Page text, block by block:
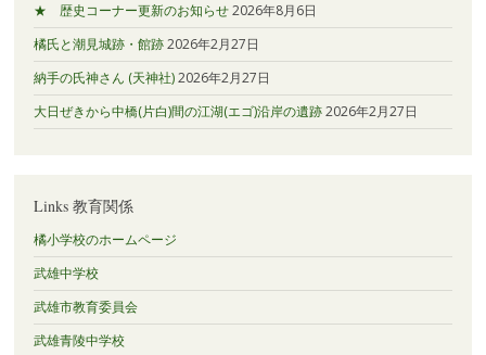
★ 歴史コーナー更新のお知らせ2026年8月6日
橘氏と潮見城跡・館跡2026年2月27日
納手の氏神さん (天神社)2026年2月27日
大日ぜきから中橋(片白)間の江湖(エゴ)沿岸の遺跡2026年2月27日
Links 教育関係
橘小学校のホームページ
武雄中学校
武雄市教育委員会
武雄青陵中学校